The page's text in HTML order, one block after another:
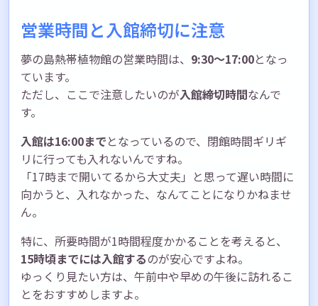
営業時間と入館締切に注意
夢の島熱帯植物館の営業時間は、 9:30〜17:00となっ
ています。
ただし、ここで注意したいのが入館締切時間なんで
す。
入館は16:00までとなっているので、閉館時間ギリギ
リに行っても入れないんですね。
「17時まで開いてるから大丈夫」と思って遅い時間に
向かうと、入れなかった、なんてことになりかねませ
ん。
特に、所要時間が1時間程度かかることを考えると、
15時頃までには入館するのが安心ですよね。
ゆっくり見たい方は、午前中や早めの午後に訪れるこ
とをおすすめしますよ。